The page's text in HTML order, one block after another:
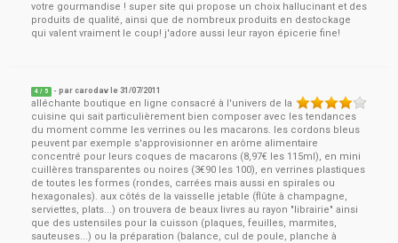
votre gourmandise ! super site qui propose un choix hallucinant et des
produits de qualité, ainsi que de nombreux produits en destockage
qui valent vraiment le coup! j'adore aussi leur rayon épicerie fine!
4 / 5 - parcarodav le31/07/2011
alléchante boutique en ligne consacré à l'univers de la
cuisine qui sait particulièrement bien composer avec les tendances
du moment comme les verrines ou les macarons. les cordons bleus
peuvent par exemple s'approvisionner en arôme alimentaire
concentré pour leurs coques de macarons (8,97€ les 115ml), en mini
cuillères transparentes ou noires (3€90 les 100), en verrines plastiques
de toutes les formes (rondes, carrées mais aussi en spirales ou
hexagonales). aux côtés de la vaisselle jetable (flûte à champagne,
serviettes, plats...) on trouvera de beaux livres au rayon "librairie" ainsi
que des ustensiles pour la cuisson (plaques, feuilles, marmites,
sauteuses...) ou la préparation (balance, cul de poule, planche à